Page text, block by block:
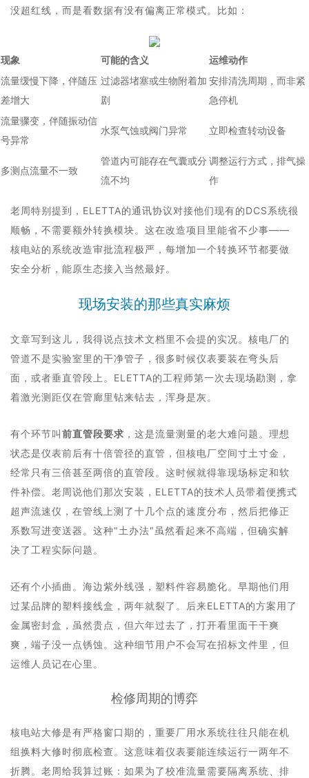
没超红线，而是看数据有没有偏离正常模式。比如：
现象 可能的含义
运维动作
流量缓慢下降，伴随压
差增大
过滤器堵塞或生物附着加
剧
安排清洗周期，而非紧
急停机
流量骤变，伴随振动信
号异常
水泵气蚀或阀门异常 立即检查转动设备
多测点流量不一致
管道内可能存在气囊或分
流不均
调整运行方式，排气操
作
老周特别提到，ELETTA的通讯协议对接他们现有的DCS系统很
顺畅，不需要额外转换模块。这在改造项目里能省不少事——
核电站的系统改造审批流程极严，每增加一个转换环节都要做
安全分析，能原生态接入当然最好。
现场安装的那些真实麻烦
文章写到这儿，我得说点技术文档里不会提的实况。核电厂的
管道不是实验室里的干净管子，很多时候仪表要装在弯头后
面，或者垂直管段上。ELETTA的工程师第一次去现场勘测，拿
着激光测距仪在管廊里钻来钻去，浑身是灰。
有个环节叫前直管段要求 ，这是流量测量的老大难问题。理想
状态是仪表前后有十倍管径的直管，但核电厂空间寸土寸金，
经常只有三倍甚至两倍的直管段。这时候就得靠现场标定和软
件补偿。老周说他们那次安装，ELETTA的技术人员带着便携式
超声流速仪，在管线上测了十几个点的速度分布，然后把修正
系数写进变送器。这种"土办法"虽然看起来不高端，但确实解
决了工程实际问题。
还有个小插曲。海边紫外线强，塑料件容易脆化。早期他们用
过某品牌的塑料接线盒，两年就裂了。后来ELETTA的方案用了
金属密封盒，虽然贵点，但六年过去了，打开看里面干干爽
爽，端子没一点锈蚀。这种细节用户不会写在招标文件里，但
运维人员记在心里。
检修周期的博弈
核电站大修是有严格窗口期的，重要厂用水系统往往只能在机
组换料大修时彻底检查。这意味着仪表要能连续运行一两年不
折腾。老周给我算过账：如果为了校准流量需要隔离系统、排